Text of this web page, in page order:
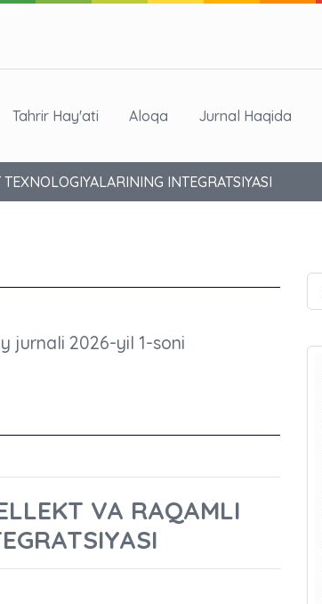
Tahrir Hay'ati Aloqa Jurnal Haqida
INTEGRATSIYASI
jurnali 2026-yil 1-soni
VA RAQAMLI